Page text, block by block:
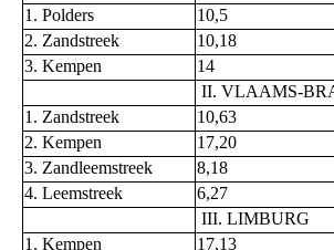
1. Polders
10,5
2. Zandstreek
10,18
3. Kempen
14
II. VLAAMS-
1. Zandstreek
10,63
2. Kempen
17,20
3. Zandleemstreek
8,18
4. Leemstreek
6,27
III. LIMBURG
1. Kempen
17,13